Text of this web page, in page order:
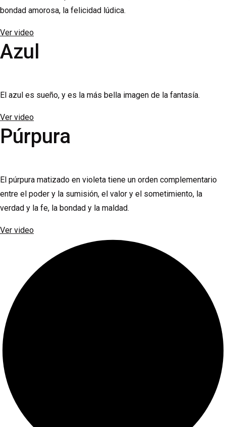
bondad amorosa, la felicidad lúdica.
Ver video
Azul
El azul es sueño, y es la más bella imagen de la fantasía.
Ver video
Púrpura
El púrpura matizado en violeta tiene un orden complementario
entre el poder y la sumisión, el valor y el sometimiento, la
verdad y la fe, la bondad y la maldad.
Ver video